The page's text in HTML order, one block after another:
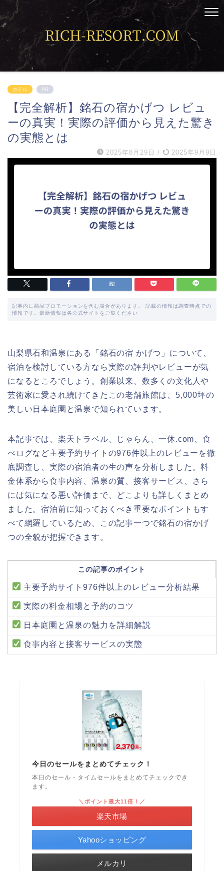
ホテル PR
【完全解析】銘石の宿かげつ レビュ
ーの真実！実際の評価から見えた驚き
の実態とは
2025年8月29日 / 2025年9月9日
記事内に商品プロモーションを含む場合があります。 記載の情報は調査時点での
情報です。最新情報は各公式サイトをご覧ください
山梨県石和温泉にある「銘石の宿 かげつ」について、
宿泊を検討している方なら実際の評判やレビューが気
になるところでしょう。創業以来、数多くの文化人や
芸術家に愛され続けてきたこの老舗旅館は、5,000坪の
美しい日本庭園と温泉で知られています。
本記事では、楽天トラベル、じゃらん、一休.com、食
べログなど主要予約サイトの976件以上のレビューを徹
底調査し、実際の宿泊者の生の声を分析しました。料
金体系から食事内容、温泉の質、接客サービス、さら
には気になる悪い評価まで、どこよりも詳しくまとめ
ました。宿泊前に知っておくべき重要なポイントもす
べて網羅しているため、この記事一つで銘石の宿かげ
つの全貌が把握できます。
この記事のポイント
主要予約サイト976件以上のレビュー分析結果
実際の料金相場と予約のコツ
日本庭園と温泉の魅力を詳細解説
食事内容と接客サービスの実態
今日のセールをまとめてチェック！
本日のセール・タイムセールをまとめてチェックでき
ます。
＼ポイント最大11倍！／
楽天市場
Yahooショッピング
メルカリ